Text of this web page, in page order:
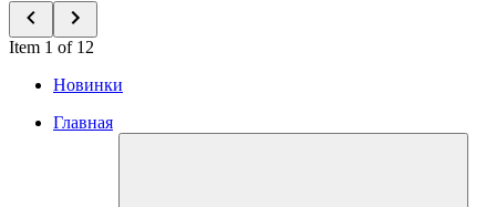
Item 1 of 12
Новинки
Главная